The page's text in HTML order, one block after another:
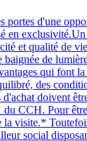
portes d'une
en
et qualité de
de
qui font
des
doivent
CCH. Pour
visite.*
social